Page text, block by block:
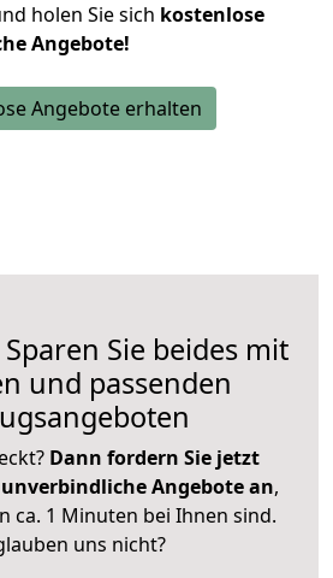
holen Sie sich kostenlose
Angebote!
Angebote erhalten
Sie beides mit
und passenden
Dann fordern Sie jetzt
Angebote an,
ca. 1 Minuten bei Ihnen sind.
uns nicht?